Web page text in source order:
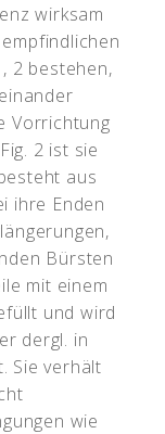
wirksam
2 bestehen,
Vorrichtung
2 ist sie
aus
ihre Enden
Bürsten
mit einem
und wird
dergl. in
Sie verhält
wie